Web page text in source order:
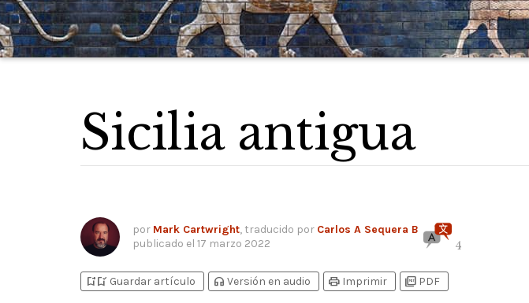
Sicilia antigua
por Mark Cartwright, traducido por Carlos A Sequera B
publicado el 17 marzo 2022 4
bookmark_addbookmark_added Guardar artículo headphones Versión en audio print Imprimir picture_as_pdf PDF